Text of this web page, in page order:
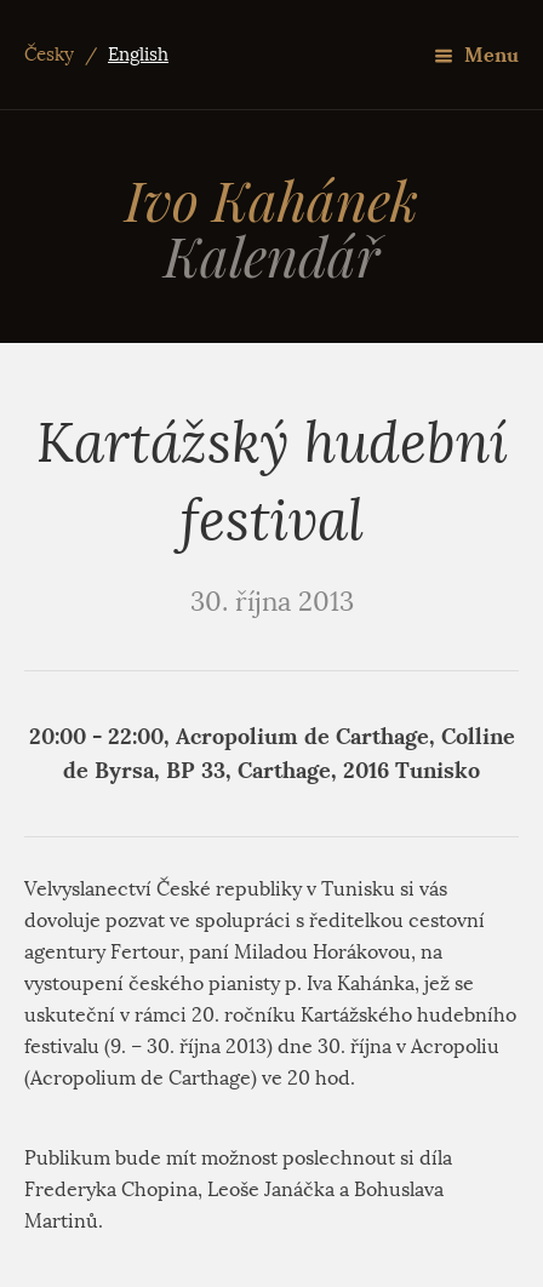
Menu
Česky / English
Ivo Kahánek
Kalendář
Kartážský hudební
festival
30. října 2013
20:00 - 22:00, Acropolium de Carthage, Colline
de Byrsa, BP 33, Carthage, 2016 Tunisko
Velvyslanectví České republiky v Tunisku si vás
dovoluje pozvat ve spolupráci s ředitelkou cestovní
agentury Fertour, paní Miladou Horákovou, na
vystoupení českého pianisty p. Iva Kahánka, jež se
uskuteční v rámci 20. ročníku Kartážského hudebního
festivalu (9. – 30. října 2013) dne 30. října v Acropoliu
(Acropolium de Carthage) ve 20 hod.
Publikum bude mít možnost poslechnout si díla
Frederyka Chopina, Leoše Janáčka a Bohuslava
Martinů.